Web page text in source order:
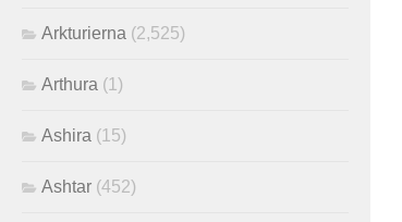
Arkturierna (2,525)
Arthura (1)
Ashira (15)
Ashtar (452)